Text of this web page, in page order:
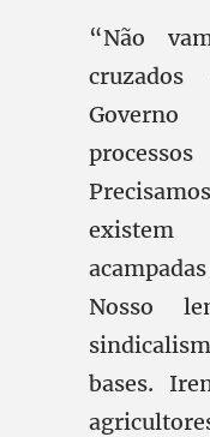
“Não
existem
Nosso
bases.